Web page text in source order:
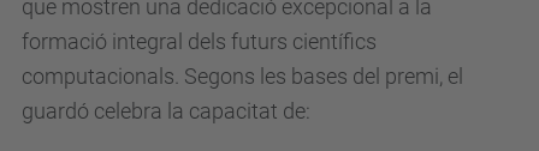
que mostren una dedicació excepcional a la
formació integral dels futurs científics
computacionals. Segons les bases del premi, el
guardó celebra la capacitat de: